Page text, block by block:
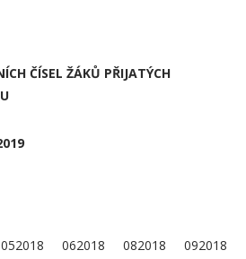
ČÍSEL ŽÁKŮ PŘIJATÝCH
052018 062018 082018 092018